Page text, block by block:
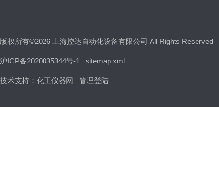
版权所有©2026 上海控达自动化设备有限公司 All Rights Reserved
沪ICP备2020035344号-1 sitemap.xml
技术支持： 化工仪器网 管理登陆